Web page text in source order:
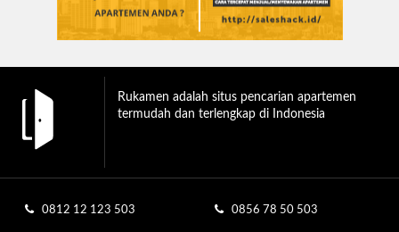
Rukamen adalah situs pencarian apartemen
termudah dan terlengkap di Indonesia
0812 12 123 503 0856 78 50 503